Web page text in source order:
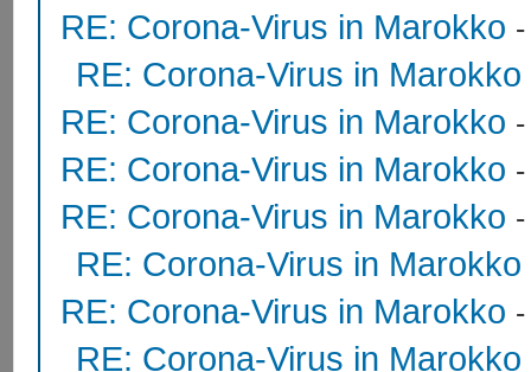
RE: Corona-Virus in Marokko
RE: Corona-Virus in Marokko
RE: Corona-Virus in Marokko
RE: Corona-Virus in Marokko
RE: Corona-Virus in Marokko
RE: Corona-Virus in Marokko
RE: Corona-Virus in Marokko
RE: Corona-Virus in Marokko